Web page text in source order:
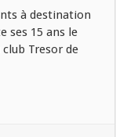
à destination
ses 15 ans le
Tresor de